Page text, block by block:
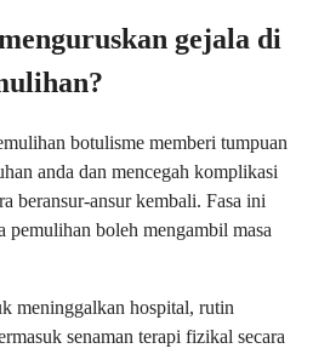
gejala di
botulisme memberi tumpuan
anda dan mencegah komplikasi
beransur-ansur kembali. Fasa ini
pemulihan boleh mengambil masa
meninggalkan hospital, rutin
senaman terapi fizikal secara